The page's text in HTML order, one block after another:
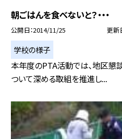
朝ごはんを食べないと？・・・
公開日 2014/11/25 更新
学校の様子
本年度のPTA活動では、地区懇
ついて深める取組を推進し...